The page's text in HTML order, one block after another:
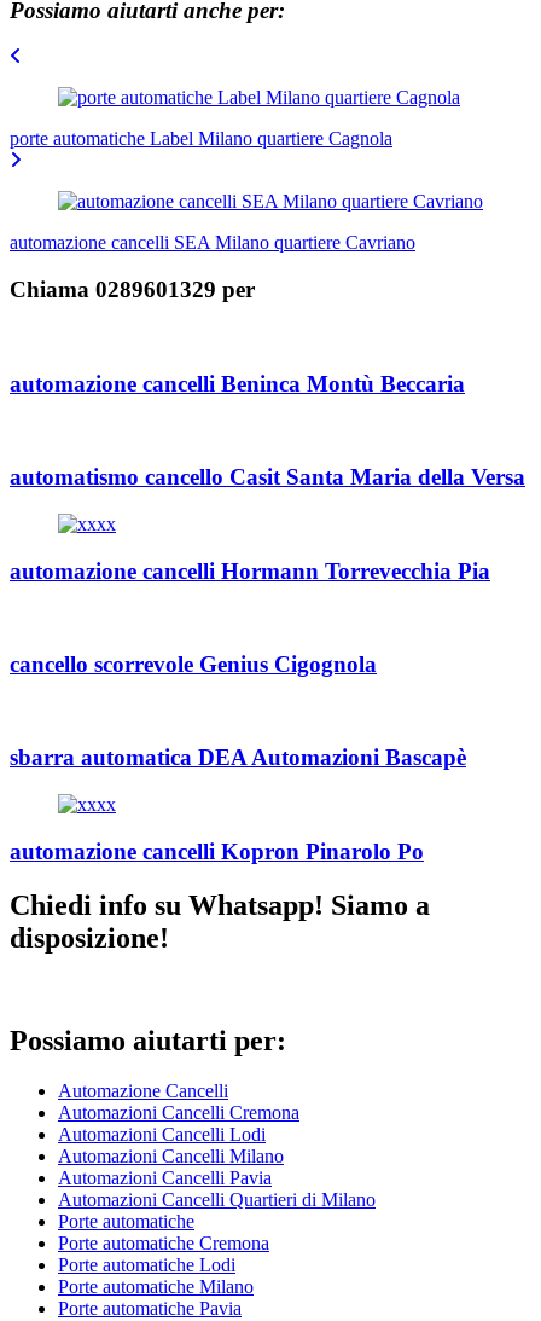
Possiamo aiutarti anche per:
Navigazione
articoli
porte automatiche Label Milano quartiere Cagnola
automazione cancelli SEA Milano quartiere Cavriano
Chiama 0289601329 per
automazione cancelli Beninca Montù Beccaria
automatismo cancello Casit Santa Maria della Versa
automazione cancelli Hormann Torrevecchia Pia
cancello scorrevole Genius Cigognola
sbarra automatica DEA Automazioni Bascapè
automazione cancelli Kopron Pinarolo Po
Chiedi info su Whatsapp! Siamo a
disposizione!
Possiamo aiutarti per:
Automazione Cancelli
Automazioni Cancelli Cremona
Automazioni Cancelli Lodi
Automazioni Cancelli Milano
Automazioni Cancelli Pavia
Automazioni Cancelli Quartieri di Milano
Porte automatiche
Porte automatiche Cremona
Porte automatiche Lodi
Porte automatiche Milano
Porte automatiche Pavia